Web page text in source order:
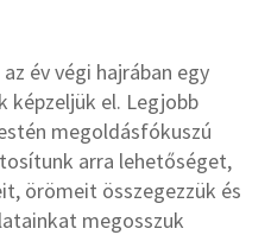
év végi hajrában egy
el. Legjobb
megoldásfókuszú
arra lehetőséget,
örömeit összegezzük és
megosszuk